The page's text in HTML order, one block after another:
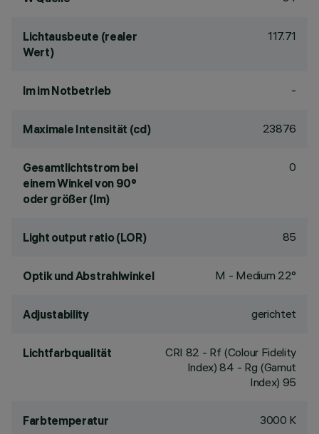
Lichtausbeute (realer
Wert)
117.71
lm im Notbetrieb -
Maximale Intensität (cd) 23876
Gesamtlichtstrom bei
einem Winkel von 90°
oder größer (lm)
0
Light output ratio (LOR) 85
Optik und Abstrahlwinkel M - Medium 22°
Adjustability gerichtet
Lichtfarbqualität CRI 82 - Rf (Colour Fidelity
Index) 84 - Rg (Gamut
Index) 95
Farbtemperatur 3000 K